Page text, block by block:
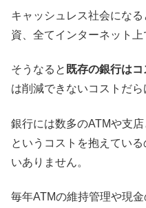
キャッシュレス社会にな
資、全てインターネット上
そうなると 既存の銀行は
は削減できないコストだら
銀行には数多のATMや支
というコストを抱えてい
いありません。
毎年ATMの維持管理や現